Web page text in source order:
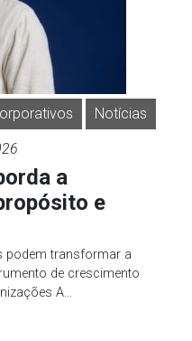
Notícias
a
e
podem transformar a
de crescimento
A…